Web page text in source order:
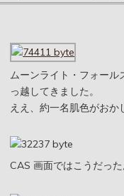
ムーンライト・フォール
っ越してきました。
ええ、約一名肌色がおか
CAS 画面ではこうだった